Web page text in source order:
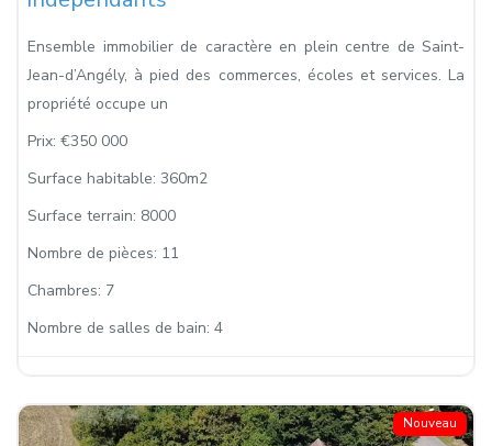
Ensemble immobilier de caractère en plein centre de Saint-
Jean-d’Angély, à pied des commerces, écoles et services. La
propriété occupe un
Prix: €350 000
Surface habitable: 360m2
Surface terrain: 8000
Nombre de pièces: 11
Chambres: 7
Nombre de salles de bain: 4
Nouveau